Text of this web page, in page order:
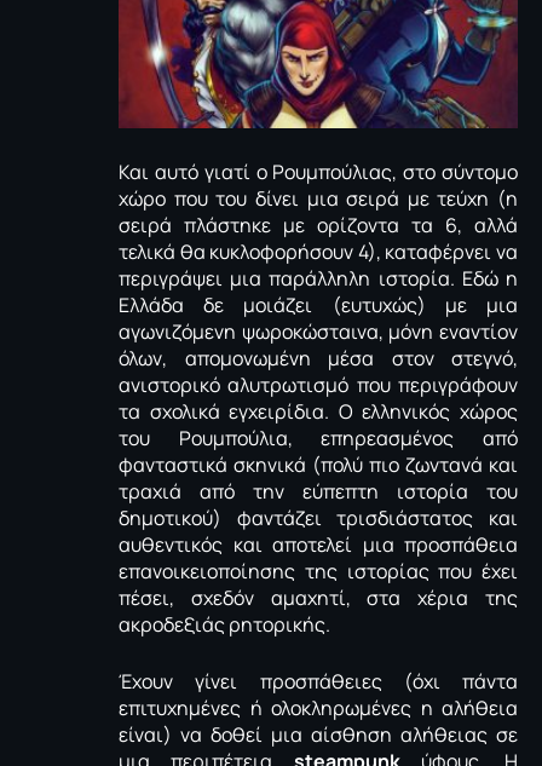
Και αυτό γιατί ο Ρουμπούλιας, στο σύντομο
χώρο που του δίνει μια σειρά με τεύχη (η
σειρά πλάστηκε με ορίζοντα τα 6, αλλά
τελικά θα κυκλοφορήσουν 4), καταφέρνει να
περιγράψει μια παράλληλη ιστορία. Εδώ η
Ελλάδα δε μοιάζει (ευτυχώς) με μια
αγωνιζόμενη ψωροκώσταινα, μόνη εναντίον
όλων, απομονωμένη μέσα στον στεγνό,
ανιστορικό αλυτρωτισμό που περιγράφουν
τα σχολικά εγχειρίδια. Ο ελληνικός χώρος
του Ρουμπούλια, επηρεασμένος από
φανταστικά σκηνικά (πολύ πιο ζωντανά και
τραχιά από την εύπεπτη ιστορία του
δημοτικού) φαντάζει τρισδιάστατος και
αυθεντικός και αποτελεί μια προσπάθεια
επανοικειοποίησης της ιστορίας που έχει
πέσει, σχεδόν αμαχητί, στα χέρια της
ακροδεξιάς ρητορικής.
Έχουν γίνει προσπάθειες (όχι πάντα
επιτυχημένες ή ολοκληρωμένες η αλήθεια
είναι) να δοθεί μια αίσθηση αλήθειας σε